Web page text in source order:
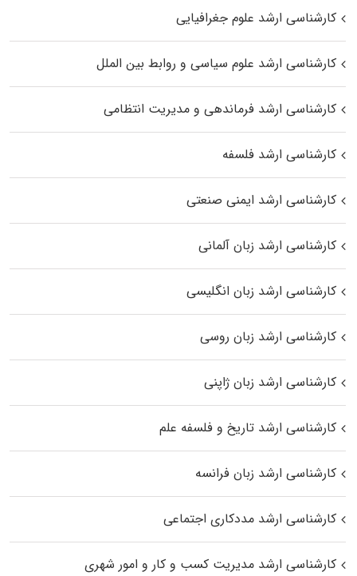
کارشناسی ارشد علوم جغرافیایی
کارشناسی ارشد علوم سیاسی و روابط بین الملل
کارشناسی ارشد فرماندهی و مدیریت انتظامی
کارشناسی ارشد فلسفه
کارشناسی ارشد ایمنی صنعتی
کارشناسی ارشد زبان آلمانی
کارشناسی ارشد زبان انگلیسی
کارشناسی ارشد زبان روسی
کارشناسی ارشد زبان ژاپنی
کارشناسی ارشد تاریخ و فلسفه علم
کارشناسی ارشد زبان فرانسه
کارشناسی ارشد مددکاری اجتماعی
کارشناسی ارشد مدیریت کسب و کار و امور شهری